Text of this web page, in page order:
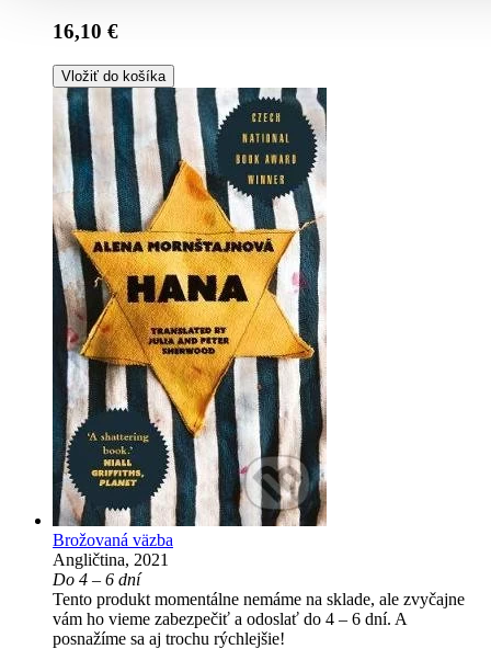
16,10 €
Vložiť do košíka
Brožovaná väzba
Angličtina, 2021
Do 4 – 6 dní
Tento produkt momentálne nemáme na sklade, ale zvyčajne
vám ho vieme zabezpečiť a odoslať do 4 – 6 dní. A
posnažíme sa aj trochu rýchlejšie!